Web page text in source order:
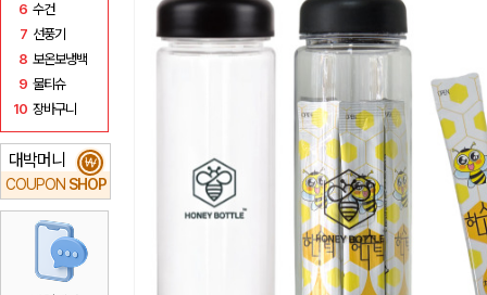
6 수건
7 선풍기
8 보온보냉백
9 물티슈
10 장바구니
대박머니
COUPON SHOP
₩